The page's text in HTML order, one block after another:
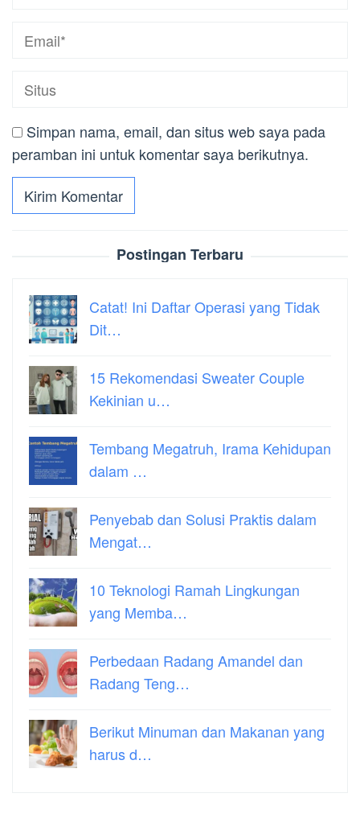
Simpan nama, email, dan situs web saya pada
peramban ini untuk komentar saya berikutnya.
Postingan Terbaru
Catat! Ini Daftar Operasi yang Tidak
Dit…
15 Rekomendasi Sweater Couple
Kekinian u…
Tembang Megatruh, Irama Kehidupan
dalam …
Penyebab dan Solusi Praktis dalam
Mengat…
10 Teknologi Ramah Lingkungan
yang Memba…
Perbedaan Radang Amandel dan
Radang Teng…
Berikut Minuman dan Makanan yang
harus d…